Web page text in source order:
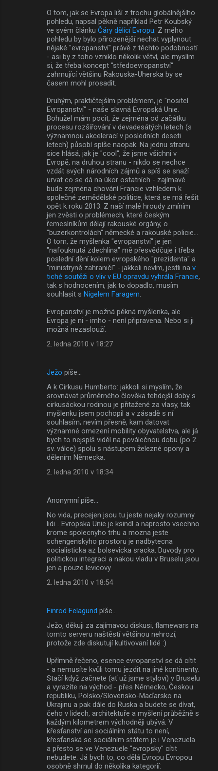
O tom, jak se Evropa liší z trochu globálnějšího
pohledu, napsal pěkně například Petr Koubský
ve svém článku Čáry dělící Evropu . Z mého
pohledu by bylo přirozenější nechat vyplynout
nějaké "evropanství" právě z těchto podobností
- asi by z toho vzniklo několik větví, ale myslím
si, že třeba koncept "středoevropanství"
zahrnující většinu Rakouska-Uherska by se
časem mohl prosadit.
Druhým, praktičtejším problémem, je "nositel
Evropanství" - naše slavná Evropská Unie.
Bohužel mám pocit, že zejména od začátku
procesu rozšiřování v devadesátých letech (s
významnou akcelerací v posledních deseti
letech) působí spíše naopak. Na jednu stranu
sice hlásá, jak je "cool", že jsme všichni v
Evropě, na druhou stranu - nikdo se nechce
vzdát svých národních zájmů a spíš se snaží
urvat co se dá na úkor ostatních - zajímavé
bude zejména chování Francie vzhledem k
společné zemědělské politice, která se má řešit
opět k roku 2013. Z naší malé hroudy zmíním
jen zvěsti o problémech, které českým
řemeslníkům dělají rakouské orgány, o
"buzerkontrolách" německé a rakouské policie...
O tom, že myšlenka "evropanství" je jen
"nafouknutá zdechlina" mě přesvědčuje i třeba
poslední dění kolem evropského "prezidenta" a
"ministryně zahraničí" - jakkoli nevím, jestli na v
tiché soutěži o vliv v EU opravdu vyhrála Francie,
tak s hodnocením, jak to dopadlo, musím
souhlasit s Nigelem Faragem
Evropanství je možná pěkná myšlenka, ale
Evropa je ni - imho - není připravena. Nebo si ji
možná nezaslouží.
2. ledna 2010 v 18:27
Ježo píše…
A k Cirkusu Humberto: jakkoli si myslím, že
srovnávat průměrného člověka tehdejší doby s
cirkusáckou rodinou je přitažené za vlasy, tak
myšlenku jsem pochopil a v zásadě s ní
souhlasím; nevím přesně, kam datovat
významné omezení mobility obyvatelstva, ale já
bych to nejspíš viděl na poválečnou dobu (po 2.
sv. válce) spolu s nástupem železné opony a
dělením Německa.
2. ledna 2010 v 18:34
Anonymní píše…
No vida, precejen jsou tu jeste nejaky rozumny
lidi... Evropska Unie je ksindl a naprosto vsechno
krome spolecnyho trhu a mozna jeste
schengenskyho prostoru je nadbytecna
socialisticka az bolsevicka sracka. Duvody pro
politickou integraci a nakou vladu v Bruselu jsou
jen a pouze levicovy.
2. ledna 2010 v 18:54
Finrod Felagund píše…
Ježo, děkuji za zajímavou diskusi, flamewars na
tomto serveru naštěstí většinou nehrozí,
protože zde diskutují kultivovaní lidé :)
Upřímně řečeno, esence evropanství se dá cítit
- a nemusíte kvůli tomu jezdit na jiné kontinenty.
Stačí když začnete (ať už jsme styloví) v Bruselu
a vyrazíte na východ - přes Německo, Českou
republiku, Polsko/Slovensko-Maďarsko na
Ukrajinu a pak dále do Ruska a budete se dívat,
čeho v lidech, architektuře a myšlení průběžně s
každým kilometrem východněji ubývá. V
křesťanství ani sociálním státu to není,
křesťanská se sociálním státem je i Venezuela
a přesto se ve Venezuele "evropsky" cítit
nebudete. Já bych to, co dělá Evropu Evropou
osobně shrnul do několika kategorií: